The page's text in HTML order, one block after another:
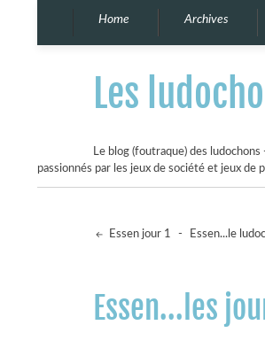
Home Archives
Les
Le blog (foutraque) des
passionnés par les jeux de société et jeux de
Essen jour 1 - Essen...le
Essen...les